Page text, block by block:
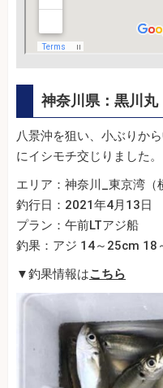
神奈川県：黒川丸
八景沖を狙い、小ぶりか
にイシモチ交じりました。
エリア：神奈川_東京湾（
釣行日：2021年4月13日
プラン：午前LTアジ船
釣果：アジ 14～25cm 18
▼釣果情報はこちら